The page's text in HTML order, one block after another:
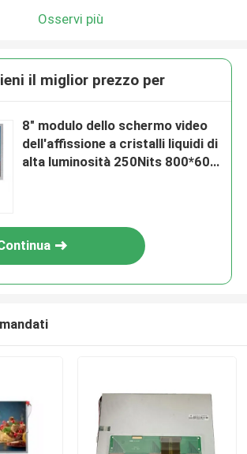
Osservi più
il miglior prezzo per
8" modulo dello schermo video
dell'affissione a cristalli liquidi di
alta luminosità 250Nits 800*600